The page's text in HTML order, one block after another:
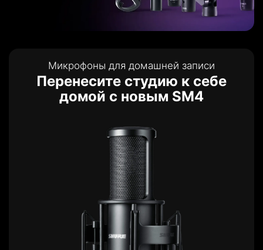
Микрофоны для домашней записи
Перенесите студию к себе
домой с новым SM4